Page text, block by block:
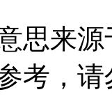
思来
考，